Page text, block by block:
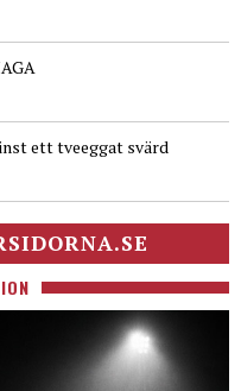
ett tveeggat svärd